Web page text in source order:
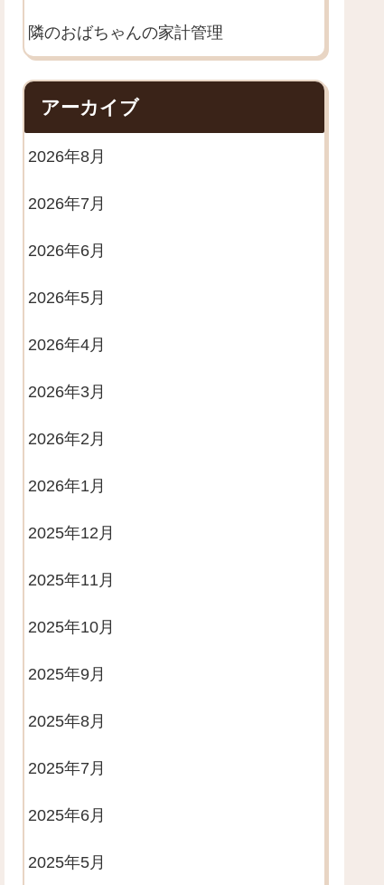
隣のおばちゃんの家計管理
アーカイブ
2026年8月
2026年7月
2026年6月
2026年5月
2026年4月
2026年3月
2026年2月
2026年1月
2025年12月
2025年11月
2025年10月
2025年9月
2025年8月
2025年7月
2025年6月
2025年5月